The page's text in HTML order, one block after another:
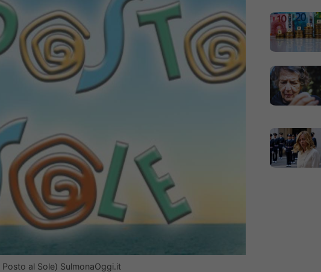
al Sole) SulmonaOggi.it